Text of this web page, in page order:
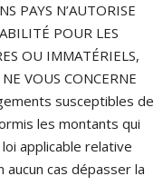
PAYS N’AUTORISE
POUR LES
OU IMMATÉRIELS,
VOUS CONCERNE
susceptibles de
les montants qui
applicable relative
cas dépasser la